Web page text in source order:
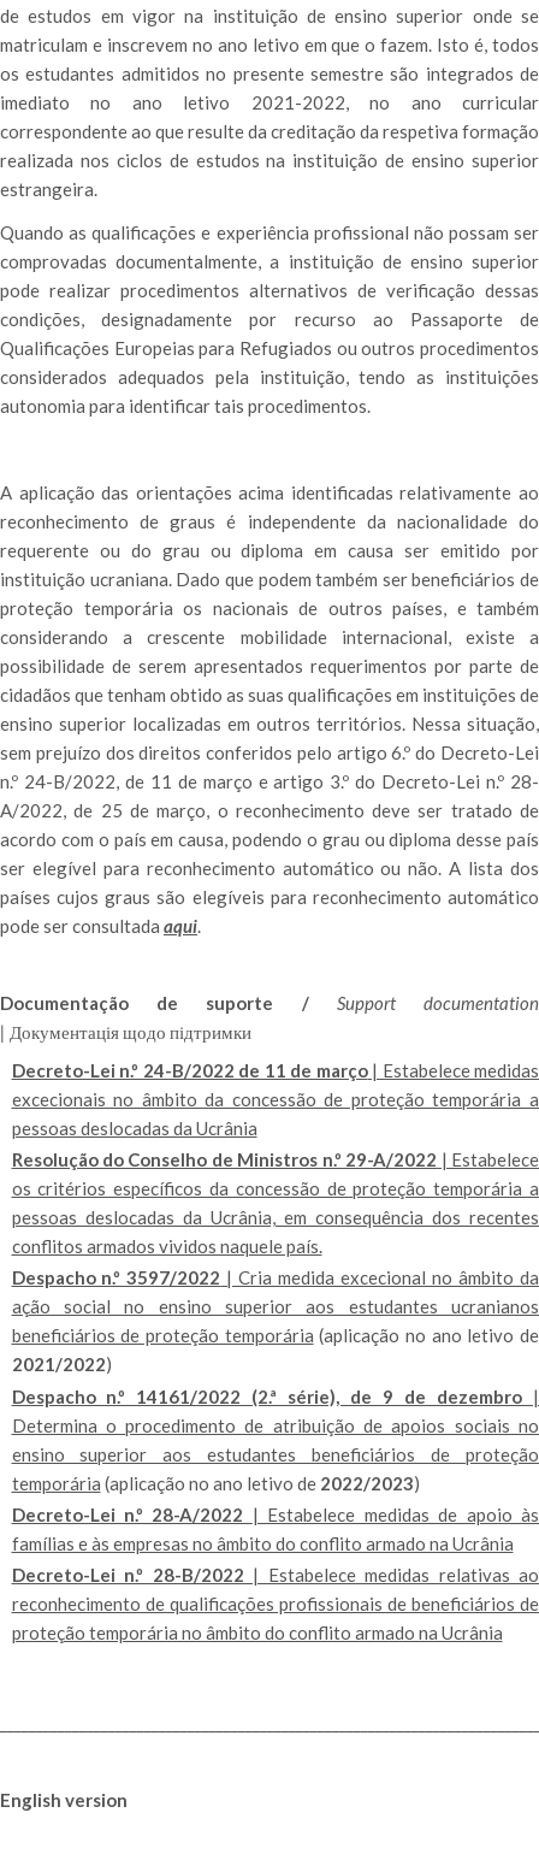
de estudos em vigor na instituição de ensino superior onde se
matriculam e inscrevem no ano letivo em que o fazem. Isto é, todos
os estudantes admitidos no presente semestre são integrados de
imediato no ano letivo 2021-2022, no ano curricular
correspondente ao que resulte da creditação da respetiva formação
realizada nos ciclos de estudos na instituição de ensino superior
estrangeira.
Quando as qualificações e experiência profissional não possam ser
comprovadas documentalmente, a instituição de ensino superior
pode realizar procedimentos alternativos de verificação dessas
condições, designadamente por recurso ao Passaporte de
Qualificações Europeias para Refugiados ou outros procedimentos
considerados adequados pela instituição, tendo as instituições
autonomia para identificar tais procedimentos.
A aplicação das orientações acima identificadas relativamente ao
reconhecimento de graus é independente da nacionalidade do
requerente ou do grau ou diploma em causa ser emitido por
instituição ucraniana. Dado que podem também ser beneficiários de
proteção temporária os nacionais de outros países, e também
considerando a crescente mobilidade internacional, existe a
possibilidade de serem apresentados requerimentos por parte de
cidadãos que tenham obtido as suas qualificações em instituições de
ensino superior localizadas em outros territórios. Nessa situação,
sem prejuízo dos direitos conferidos pelo artigo 6.º do Decreto-Lei
n.º 24-B/2022, de 11 de março e artigo 3.º do Decreto-Lei n.º 28-
A/2022, de 25 de março, o reconhecimento deve ser tratado de
acordo com o país em causa, podendo o grau ou diploma desse país
ser elegível para reconhecimento automático ou não. A lista dos
países cujos graus são elegíveis para reconhecimento automático
pode ser consultada aqui.
Documentação de suporte / Support documentation
| Документація щодо підтримки
Decreto-Lei n.º 24-B/2022 de 11 de março| Estabelece medidas
excecionais no âmbito da concessão de proteção temporária a
pessoas deslocadas da Ucrânia
Resolução do Conselho de Ministros n.º 29-A/2022 | Estabelece
os critérios específicos da concessão de proteção temporária a
pessoas deslocadas da Ucrânia, em consequência dos recentes
conflitos armados vividos naquele país.
Despacho n.º 3597/2022 | Cria medida excecional no âmbito da
ação social no ensino superior aos estudantes ucranianos
beneficiários de proteção temporária (aplicação no ano letivo de
2021/2022)
Despacho n.º 14161/2022 (2.ª série), de 9 de dezembro |
Determina o procedimento de atribuição de apoios sociais no
ensino superior aos estudantes beneficiários de proteção
temporária (aplicação no ano letivo de 2022/2023)
Decreto-Lei n.º 28-A/2022 | Estabelece medidas de apoio às
famílias e às empresas no âmbito do conflito armado na Ucrânia
Decreto-Lei n.º 28-B/2022 | Estabelece medidas relativas ao
reconhecimento de qualificações profissionais de beneficiários de
proteção temporária no âmbito do conflito armado na Ucrânia
English version